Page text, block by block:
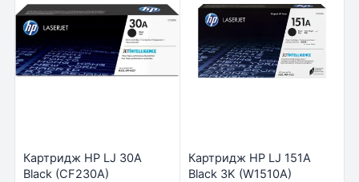
Картридж HP LJ 30A
Black (CF230A)
Картридж HP LJ 151A
Black 3K (W1510A)